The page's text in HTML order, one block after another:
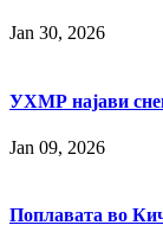
Jan 30, 2026
УХМР најави
Jan 09, 2026
Поплавата во